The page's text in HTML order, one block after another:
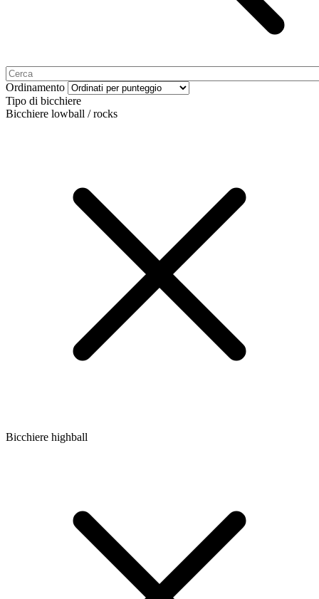
Ordinamento
Tipo di bicchiere
Bicchiere lowball / rocks
Bicchiere highball